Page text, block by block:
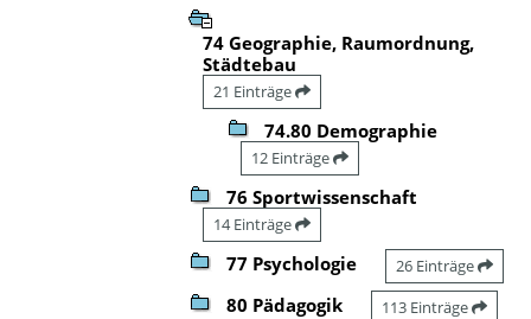
74 Geographie, Raumordnung,
Städtebau
21 Einträge
74.80 Demographie
12 Einträge
76 Sportwissenschaft
14 Einträge
77 Psychologie 26 Einträge
80 Pädagogik 113 Einträge